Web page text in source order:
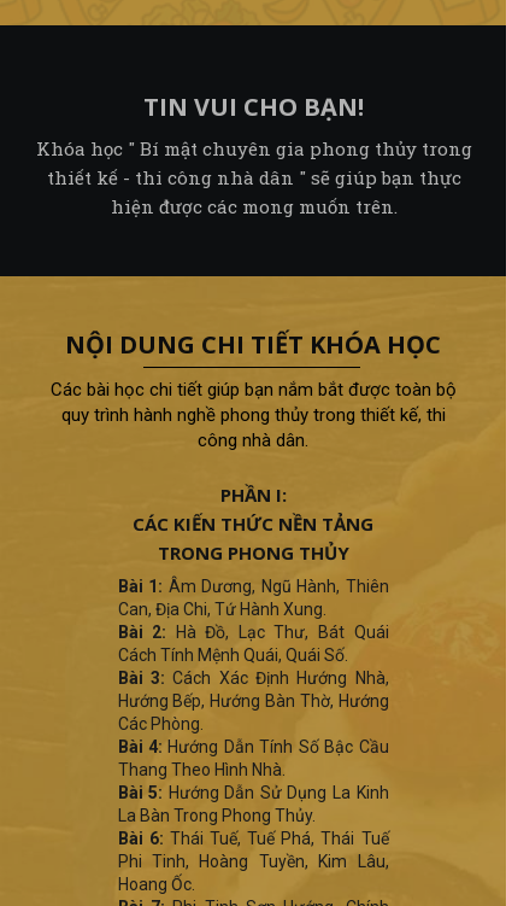
TIN VUI CHO BẠN!
Khóa học " Bí mật chuyên gia phong thủy trong
thiết kế - thi công nhà dân " sẽ giúp bạn thực
hiện được các mong muốn trên.
NỘI DUNG CHI TIẾT KHÓA HỌC
Các bài học chi tiết giúp bạn nắm bắt được toàn bộ
quy trình hành nghề phong thủy trong thiết kế, thi
công nhà dân.
PHẦN I:
CÁC KIẾN THỨC NỀN TẢNG
TRONG PHONG THỦY
Bài 1: Âm Dương, Ngũ Hành, Thiên
Can, Địa Chi, Tứ Hành Xung.
Bài 2: Hà Đồ, Lạc Thư, Bát Quái
Cách Tính Mệnh Quái, Quái Số.
Bài 3: Cách Xác Định Hướng Nhà,
Hướng Bếp, Hướng Bàn Thờ, Hướng
Các Phòng.
Bài 4: Hướng Dẫn Tính Số Bậc Cầu
Thang Theo Hình Nhà.
Bài 5: Hướng Dẫn Sử Dụng La Kinh
La Bàn Trong Phong Thủy.
Bài 6: Thái Tuế, Tuế Phá, Thái Tuế
Phi Tinh, Hoàng Tuyền, Kim Lâu,
Hoang Ốc.